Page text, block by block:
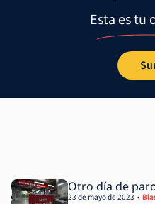
Esta es tu
Otro día de
23 de mayo de 2023